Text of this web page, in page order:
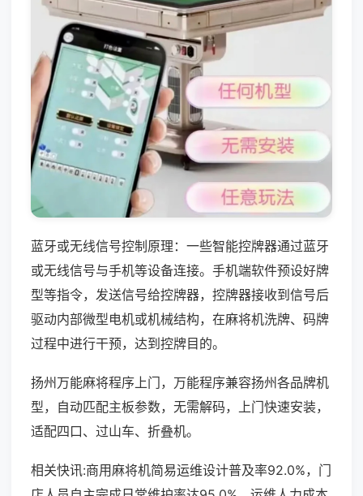
蓝牙或无线信号控制原理：一些智能控牌器通过蓝牙
或无线信号与手机等设备连接。手机端软件预设好牌
型等指令，发送信号给控牌器，控牌器接收到信号后
驱动内部微型电机或机械结构，在麻将机洗牌、码牌
过程中进行干预，达到控牌目的。
扬州万能麻将程序上门，万能程序兼容扬州各品牌机
型，自动匹配主板参数，无需解码，上门快速安装，
适配四口、过山车、折叠机。
相关快讯:商用麻将机简易运维设计普及率92.0%，门